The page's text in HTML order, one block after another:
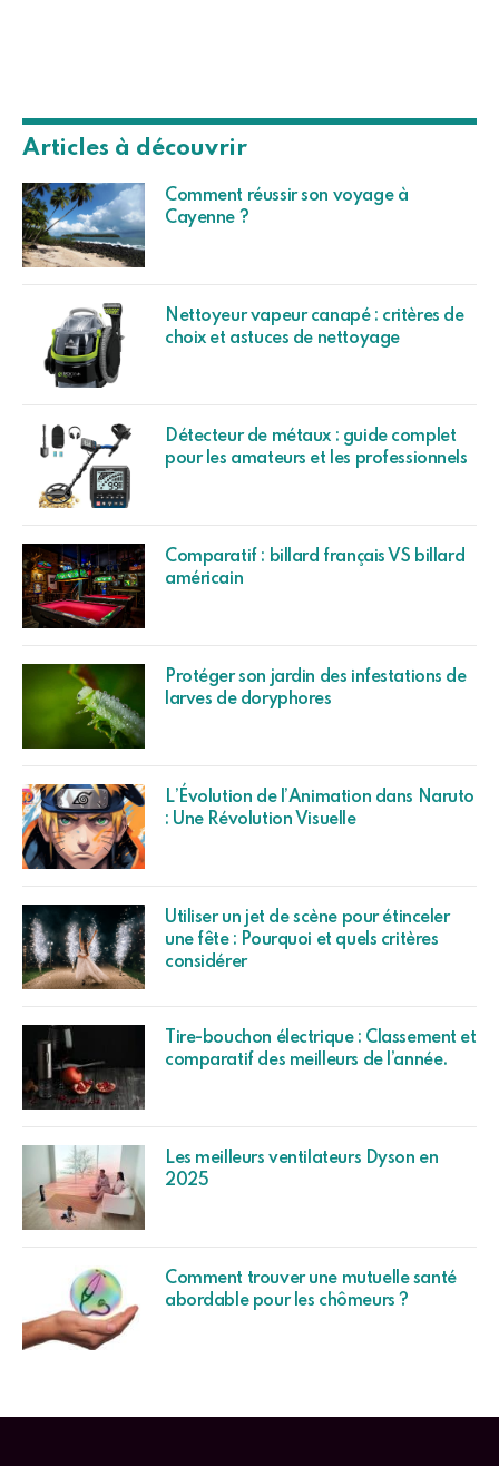
Articles à découvrir
Comment réussir son voyage à
Cayenne ?
Nettoyeur vapeur canapé : critères de
choix et astuces de nettoyage
Détecteur de métaux : guide complet
pour les amateurs et les professionnels
Comparatif : billard français VS billard
américain
Protéger son jardin des infestations de
larves de doryphores
L’Évolution de l’Animation dans Naruto
: Une Révolution Visuelle
Utiliser un jet de scène pour étinceler
une fête : Pourquoi et quels critères
considérer
Tire-bouchon électrique : Classement et
comparatif des meilleurs de l’année.
Les meilleurs ventilateurs Dyson en
2025
Comment trouver une mutuelle santé
abordable pour les chômeurs ?